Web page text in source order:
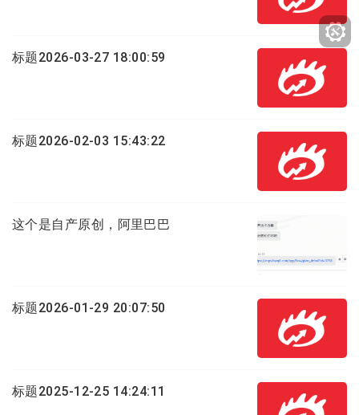
标题2026-03-27 18:00:59
标题2026-02-03 15:43:22
这个是自产原创，阿里巴巴
标题2026-01-29 20:07:50
标题2025-12-25 14:24:11